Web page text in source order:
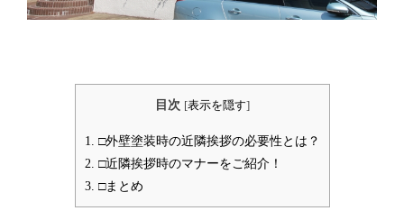
目次 [表示を隠す]
1. □外壁塗装時の近隣挨拶の必要性とは？
2. □近隣挨拶時のマナーをご紹介！
3. □まとめ